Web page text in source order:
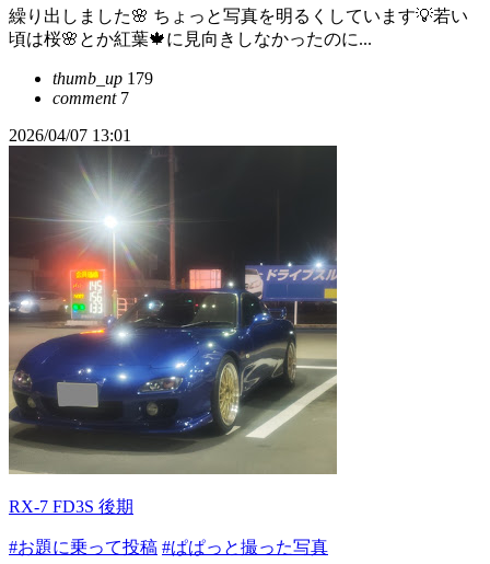
繰り出しました🌸 ちょっと写真を明るくしています💡若い
頃は桜🌸とか紅葉🍁に見向きしなかったのに...
thumb_up 179
comment7
2026/04/07 13:01
RX-7 FD3S 後期
#お題に乗って投稿 #ぱぱっと撮った写真